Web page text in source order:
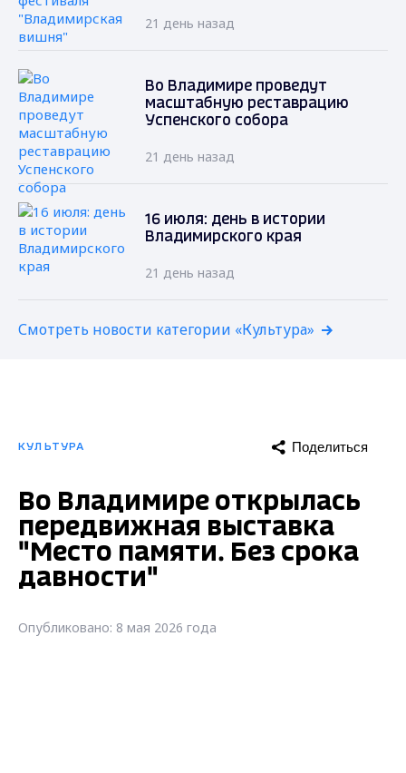
21 день назад
Во Владимире проведут
масштабную реставрацию
Успенского собора
21 день назад
16 июля: день в истории
Владимирского края
21 день назад
Смотреть новости категории «Культура»
КУЛЬТУРА Поделиться
Во Владимире открылась
передвижная выставка
"Место памяти. Без срока
давности"
Опубликовано: 8 мая 2026 года